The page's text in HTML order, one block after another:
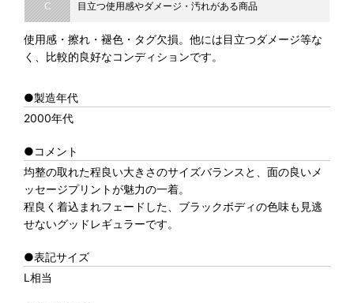
C 目立つ使用感やダメージ・汚れがある商品
使用感・擦れ・褪色・タグ欠損。他には目立つダメージ等な
く、比較的良好なコンディションです。
●製造年代
2000年代
●コメント
均整の取れた程良い大きさのサイズバランスと、面の良いメ
ッセージプリントが魅力の一着。
程良く着込まれフェードした、ブラックボディの色味も見逃
せないグッドレギュラーです。
●表記サイズ
L相当